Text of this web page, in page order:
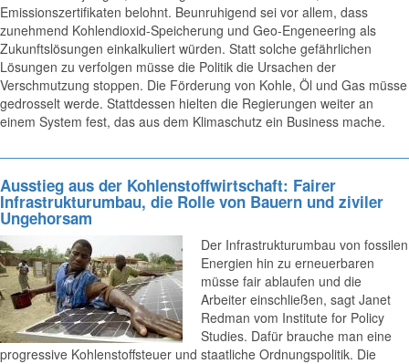
Emissionszertifikaten belohnt. Beunruhigend sei vor allem, dass
zunehmend Kohlendioxid-Speicherung und Geo-Engeneering als
Zukunftslösungen einkalkuliert würden. Statt solche gefährlichen
Lösungen zu verfolgen müsse die Politik die Ursachen der
Verschmutzung stoppen. Die Förderung von Kohle, Öl und Gas müsse
gedrosselt werde. Stattdessen hielten die Regierungen weiter an
einem System fest, das aus dem Klimaschutz ein Business mache.
Ausstieg aus der Kohlenstoffwirtschaft: Fairer
Infrastrukturumbau, die Rolle von Bauern und ziviler
Ungehorsam
Der Infrastrukturumbau von fossilen
Energien hin zu erneuerbaren
müsse fair ablaufen und die
Arbeiter einschließen, sagt Janet
Redman vom Institute for Policy
Studies. Dafür brauche man eine
progressive Kohlenstoffsteuer und staatliche Ordnungspolitik. Die